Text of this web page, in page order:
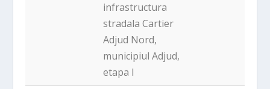
infrastructura
stradala Cartier
Adjud Nord,
municipiul Adjud,
etapa I